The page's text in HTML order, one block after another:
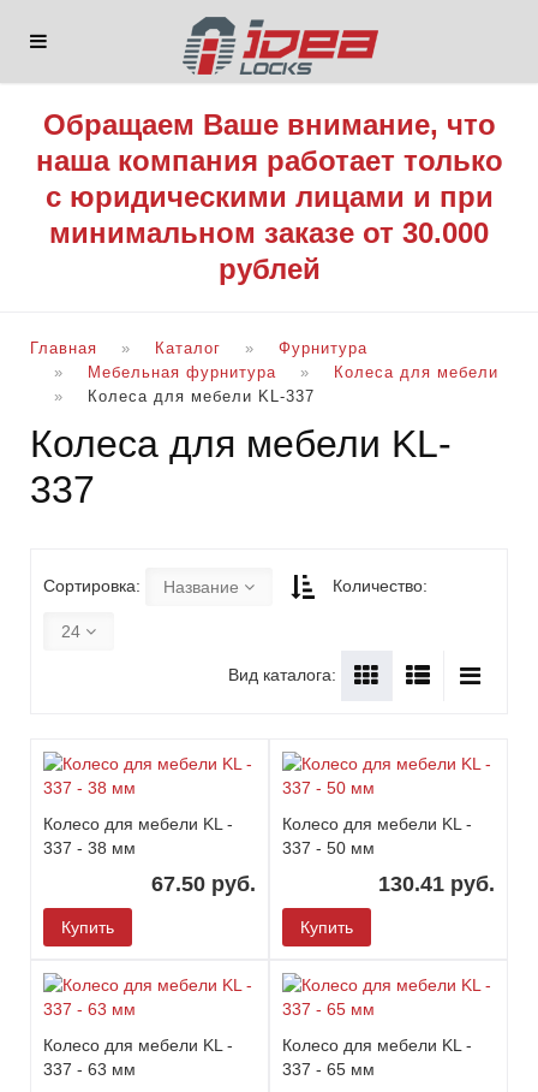
Обращаем Ваше внимание, что
наша компания работает только
с юридическими лицами и при
минимальном заказе от 30.000
рублей
Главная Каталог
Фурнитура
Мебельная фурнитура
Колеса для мебели
Колеса для мебели KL-337
Колеса для мебели KL-
337
Сортировка: Название Количество:
24
Вид каталога:
Колесо для мебели KL -
337 - 38 мм
67.50 руб.
Купить
Колесо для мебели KL -
337 - 50 мм
130.41 руб.
Купить
Колесо для мебели KL -
337 - 63 мм
Колесо для мебели KL -
337 - 65 мм